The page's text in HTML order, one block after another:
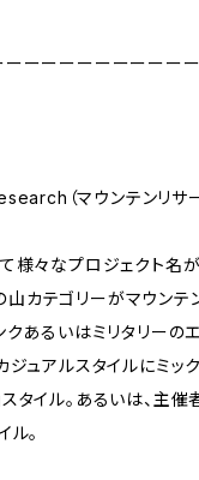
ーーーーーーーーーー
（マウンテンリサー
様々なプロジェクト名
カテゴリーがマウンテ
クあるいはミリタリーの
ジュアルスタイルにミッ
タイル。あるいは、主
ル。